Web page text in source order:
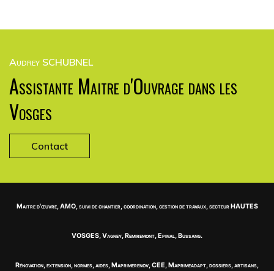
Audrey SCHUBNEL
Assistante Maitre d'Ouvrage dans les
Vosges
Contact
Maitre d'œuvre, AMO, suivi de chantier, coordination, gestion de travaux, secteur HAUTES
VOSGES, Vagney, Remiremont, Epinal, Bussang.
Rénovation, extension, normes, aides, Maprimerenov, CEE, Maprimeadapt, dossiers, artisans,